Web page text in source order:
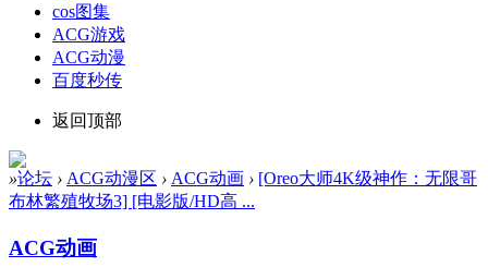
cos图集
ACG游戏
ACG动漫
百度秒传
返回顶部
»论坛 › ACG动漫区 › ACG动画 › [Oreo大师4K级神作：无限哥
布林繁殖牧场3] [电影版/HD高 ...
ACG动画